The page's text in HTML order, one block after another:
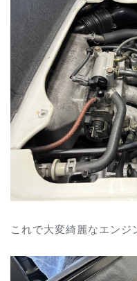
これで大変綺麗なエンジ